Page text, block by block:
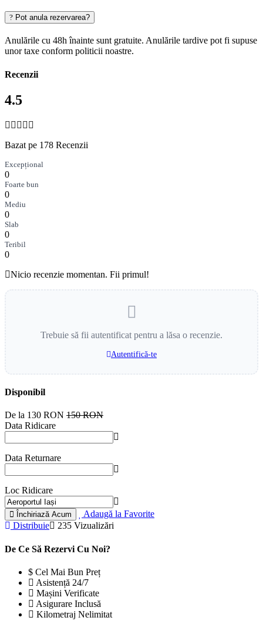
Pot anula rezervarea?
Anulările cu 48h înainte sunt gratuite. Anulările tardive pot fi supuse
unor taxe conform politicii noastre.
Recenzii
4.5
Bazat pe 178 Recenzii
Excepțional
0
Foarte bun
0
Mediu
0
Slab
0
Teribil
0
Nicio recenzie momentan. Fii primul!
Trebuie să fii autentificat pentru a lăsa o recenzie.
Autentifică-te
Disponibil
De la 130 RON 150 RON
Data Ridicare
Data Returnare
Loc Ridicare
Închiriază Acum
Adaugă la Favorite
Distribuie
235 Vizualizări
De Ce Să Rezervi Cu Noi?
Cel Mai Bun Preț
Asistență 24/7
Mașini Verificate
Asigurare Inclusă
Kilometraj Nelimitat